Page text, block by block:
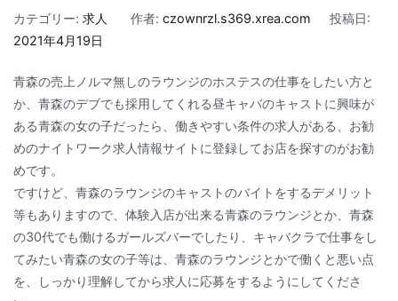
カテゴリー: 求人 作者: czownrzl.s369.xrea.com
投稿日:
2021年4月19日
青森の売上ノルマ無しのラウンジのホステスの仕事をしたい方と
か、青森のデブでも採用してくれる昼キャバのキャストに興味が
ある青森の女の子だったら、働きやすい条件の求人がある、お勧
めのナイトワーク求人情報サイトに登録してお店を探すのがお勧
めです。
ですけど、青森のラウンジのキャストのバイトをするデメリット
等もありますので、体験入店が出来る青森のラウンジとか、青森
の30代でも働けるガールズバーでしたり、キャバクラで仕事をし
てみたい青森の女の子等は、青森のラウンジとかで働くと悪い点
を、しっかり理解してから求人に応募をするようにしてくださ